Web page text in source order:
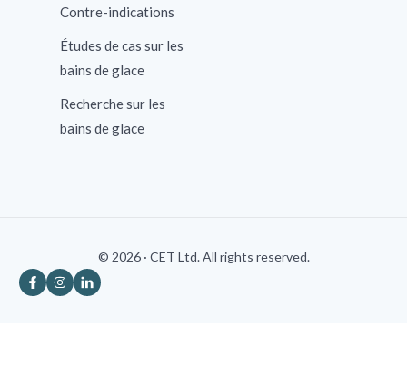
Contre-indications
Études de cas sur les
bains de glace
Recherche sur les
bains de glace
© 2026 · CET Ltd. All rights reserved.